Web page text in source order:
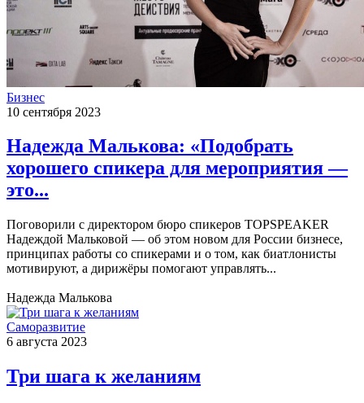
Бизнес
10 сентября 2023
Надежда Малькова: «Подобрать
хорошего спикера для мероприятия —
это...
Поговорили с директором бюро спикеров TOPSPEAKER
Надеждой Мальковой — об этом новом для России бизнесе,
принципах работы со спикерами и о том, как биатлонисты
мотивируют, а дирижёры помогают управлять...
Надежда Малькова
Саморазвитие
6 августа 2023
Три шага к желаниям